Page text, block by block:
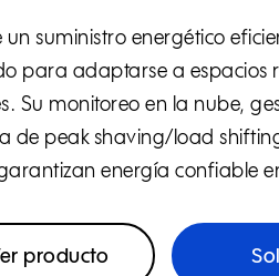
un suministro energético
para adaptarse a espacios
Su monitoreo en la nube,
de peak shaving/load
energía confiable
producto